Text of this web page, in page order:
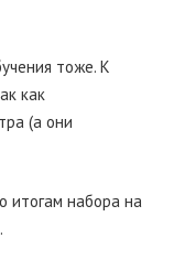
тоже. К
как
(а они
итогам набора на